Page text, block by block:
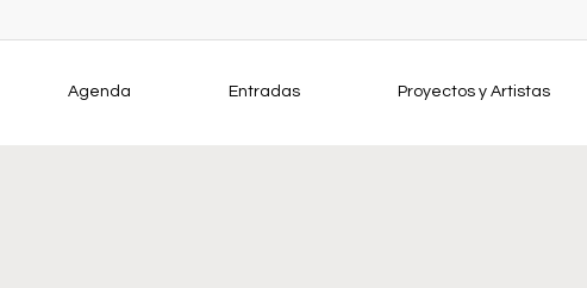
Agenda Entradas Proyectos y Artistas